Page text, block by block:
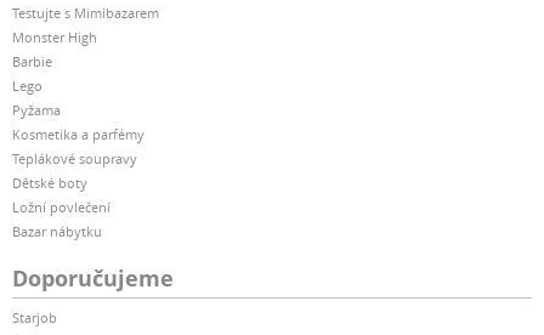
Testujte s Mimibazarem
Monster High
Barbie
Lego
Pyžama
Kosmetika a parfémy
Teplákové soupravy
Dětské boty
Ložní povlečení
Bazar nábytku
Doporučujeme
Starjob